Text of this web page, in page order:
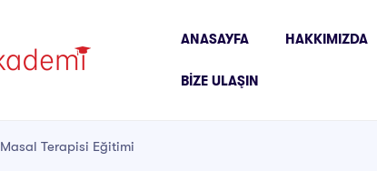
ANASAYFA HAKKIMIZDA
BIZE ULAŞIN
Masal Terapisi Eğitimi